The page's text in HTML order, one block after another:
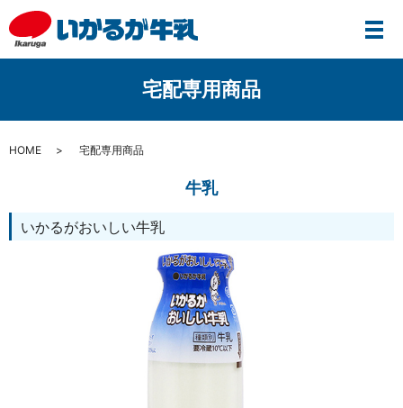
宅配専用商品
HOME 宅配専用商品
牛乳
いかるがおいしい牛乳